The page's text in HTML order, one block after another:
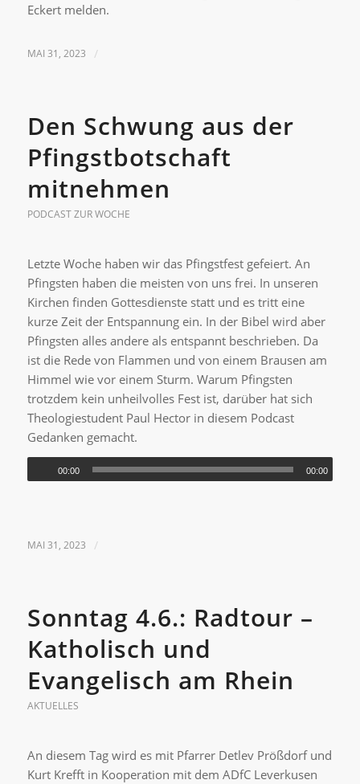
Eckert melden.
MAI 31, 2023 /
Den Schwung aus der
Pfingstbotschaft
mitnehmen
PODCAST ZUR WOCHE
Letzte Woche haben wir das Pfingstfest gefeiert. An
Pfingsten haben die meisten von uns frei. In unseren
Kirchen finden Gottesdienste statt und es tritt eine
kurze Zeit der Entspannung ein. In der Bibel wird aber
Pfingsten alles andere als entspannt beschrieben. Da
ist die Rede von Flammen und von einem Brausen am
Himmel wie vor einem Sturm. Warum Pfingsten
trotzdem kein unheilvolles Fest ist, darüber hat sich
Theologiestudent Paul Hector in diesem Podcast
Gedanken gemacht.
00:00 00:00
MAI 31, 2023 /
Sonntag 4.6.: Radtour –
Katholisch und
Evangelisch am Rhein
AKTUELLES
An diesem Tag wird es mit Pfarrer Detlev Prößdorf und
Kurt Krefft in Kooperation mit dem ADfC Leverkusen